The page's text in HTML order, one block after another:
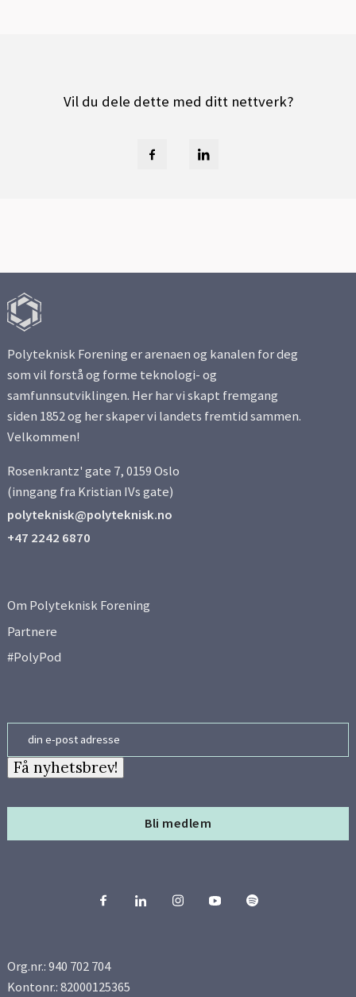
Vil du dele dette med ditt nettverk?
Polyteknisk Forening er arenaen og kanalen for deg
som vil forstå og forme teknologi- og
samfunnsutviklingen. Her har vi skapt fremgang
siden 1852 og her skaper vi landets fremtid sammen.
Velkommen!
Rosenkrantz' gate 7, 0159 Oslo
(inngang fra Kristian IVs gate)
polyteknisk@polyteknisk.no
+47 2242 6870
Om Polyteknisk Forening
Partnere
#PolyPod
Bli medlem
Få nyhetsbrev!
Org.nr.: 940 702 704
Kontonr.: 82000125365